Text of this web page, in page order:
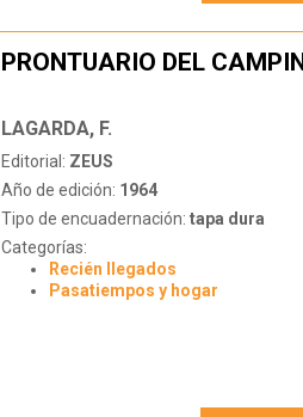
PRONTUARIO DEL
LAGARDA, F.
Editorial: ZEUS
Año de edición: 1964
Tipo de encuadernación: tapa dura
Categorías:
Recién llegados
Pasatiempos y hogar